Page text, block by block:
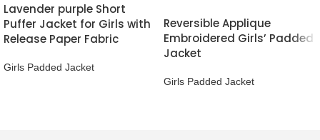
Lavender purple Short
Puffer Jacket for Girls with
Release Paper Fabric
Girls Padded Jacket
Reversible Applique
Embroidered Girls’ Padded
Jacket
Girls Padded Jacket